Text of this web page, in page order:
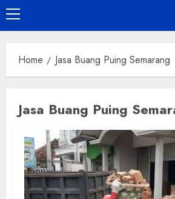
Primary
Menu
Home Jasa Buang Puing Semarang
Jasa Buang Puing